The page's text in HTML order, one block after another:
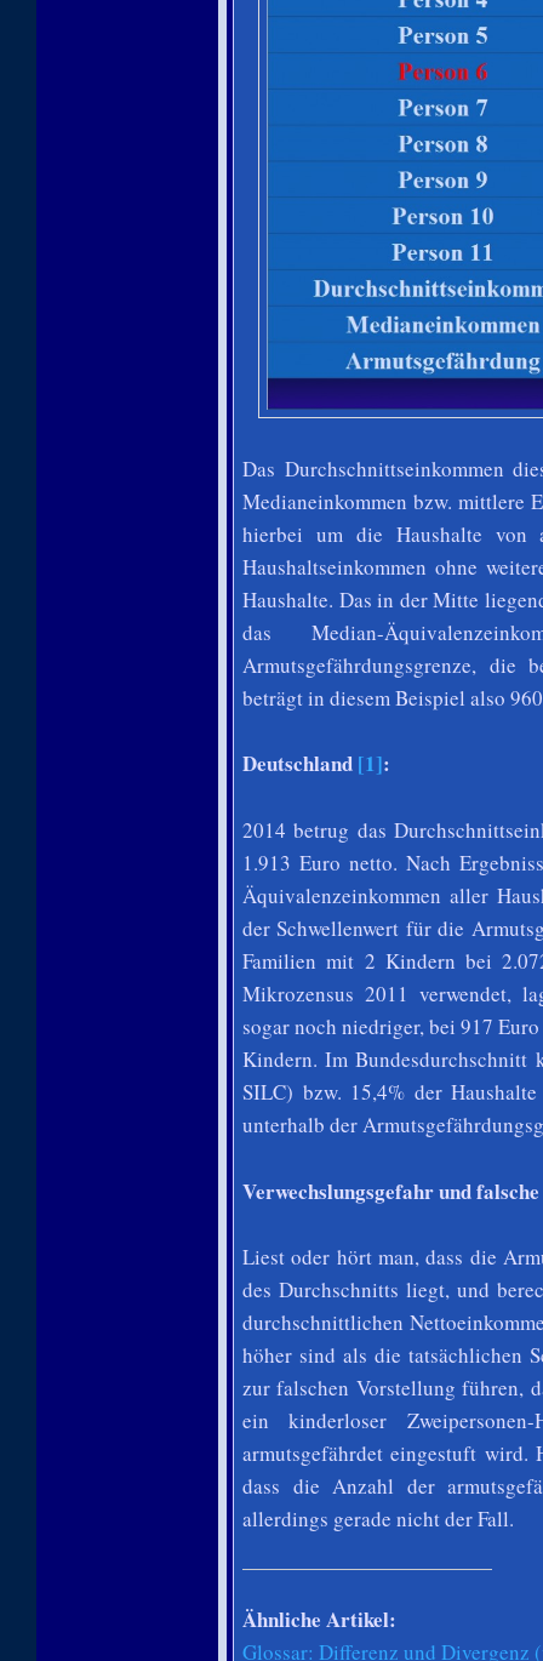
Das Durchschnittseinkommen
Medianeinkommen bzw. mittlere
hierbei um die Haushalte von
Haushaltseinkommen ohne
Haushalte. Das in der Mitte
das Median-
Armutsgefährdungsgrenze, die
beträgt in diesem Beispiel also
Deutschland [1]:
2014 betrug das
1.913 Euro netto. Nach
Äquivalenzeinkommen aller
der Schwellenwert für die
Familien mit 2 Kindern bei
Mikrozensus 2011 verwendet,
sogar noch niedriger, bei 917
Kindern. Im Bundesdurchschnitt
SILC) bzw. 15,4% der
unterhalb der
Verwechslungsgefahr und
Liest oder hört man, dass die
des Durchschnitts liegt, und
durchschnittlichen
höher sind als die tatsächlichen
zur falschen Vorstellung führen,
ein kinderloser
armutsgefährdet eingestuft wird.
dass die Anzahl der
allerdings gerade nicht der Fall.
Ähnliche Artikel:
Glossar: Differenz und Divergenz